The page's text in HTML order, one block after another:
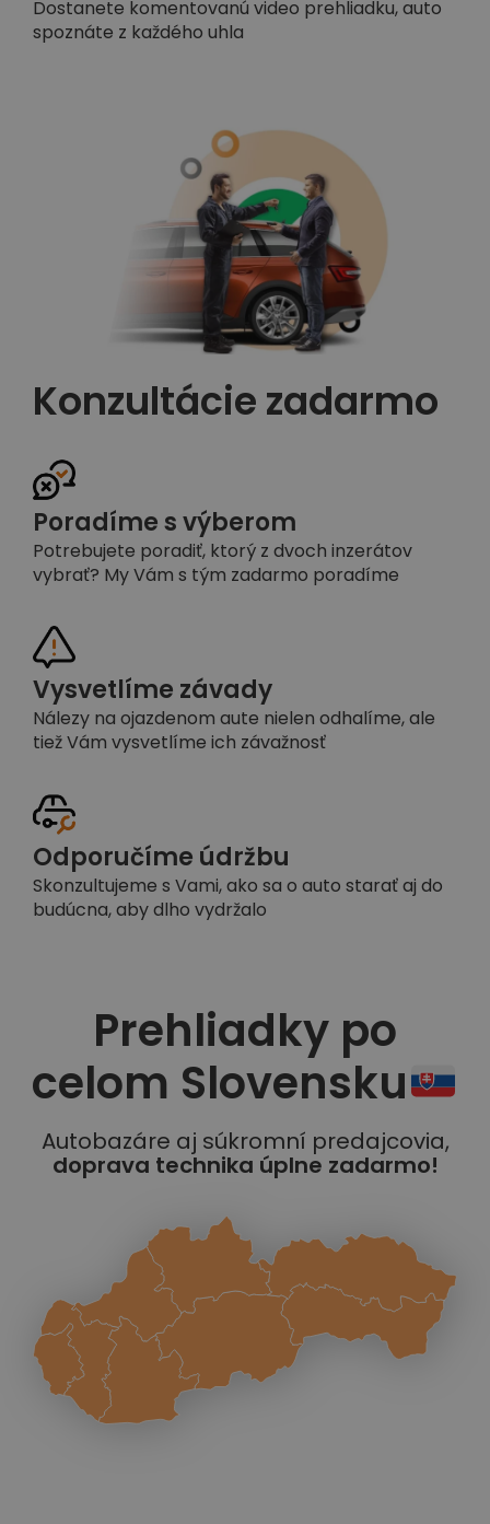
Dostanete komentovanú video prehliadku, auto
spoznáte z každého uhla
Konzultácie zadarmo
Poradíme s výberom
Potrebujete poradiť, ktorý z dvoch inzerátov
vybrať? My Vám s tým zadarmo poradíme
Vysvetlíme závady
Nálezy na ojazdenom aute nielen odhalíme, ale
tiež Vám vysvetlíme ich závažnosť
Odporučíme údržbu
Skonzultujeme s Vami, ako sa o auto starať aj do
budúcna, aby dlho vydržalo
Prehliadky po
celom Slovensku
Autobazáre aj súkromní predajcovia,
doprava technika úplne zadarmo!